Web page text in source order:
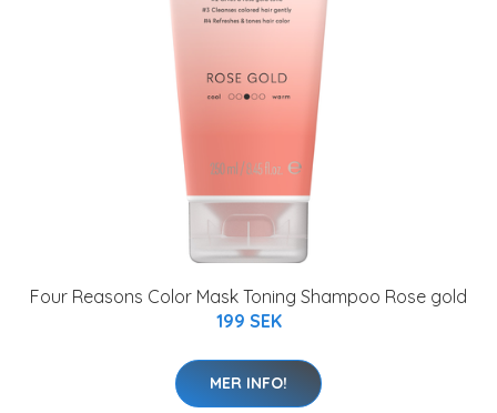
Four Reasons Color Mask Toning Shampoo Rose gold
199 SEK
MER INFO!